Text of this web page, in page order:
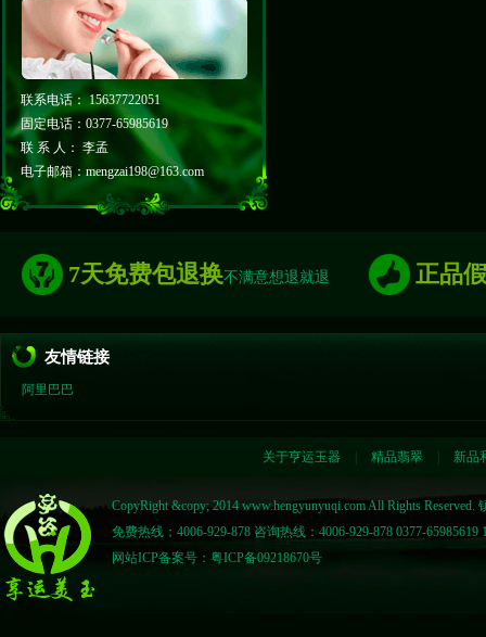
联系电话： 15637722051
固定电话：0377-65985619
联 系 人： 李孟
电子邮箱：mengzai198@163.com
7天免费包退换不满意想退就退 正品
友情链接
阿里巴巴
关于亨运玉器 精品翡翠 新品
CopyRight &copy; 2014 www.hengyunyuqi.com All Rights
免费热线；4006-929-878 咨询热线：4006-929-878 0377-65985619
网站ICP备案号：粤ICP备09218670号